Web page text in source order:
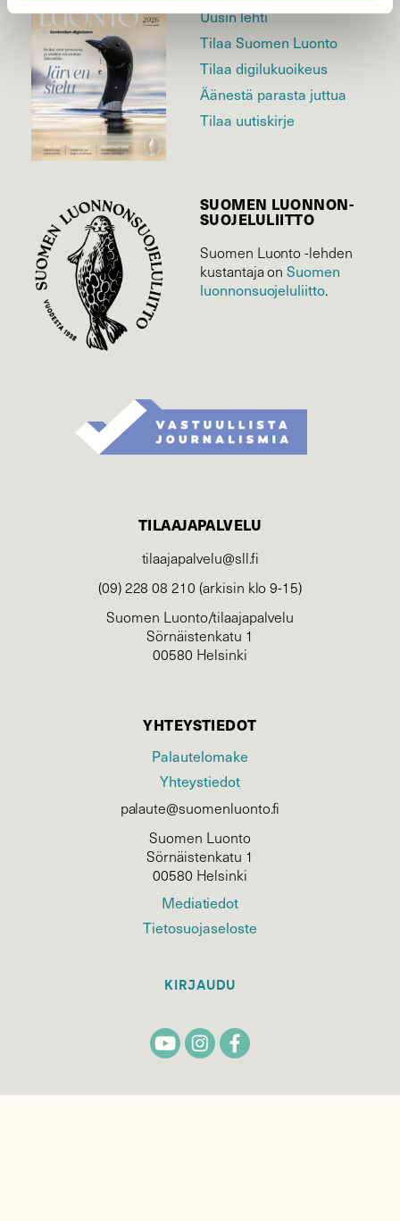
Uusin lehti
Tilaa Suomen Luonto
Tilaa digilukuoikeus
Äänestä parasta juttua
Tilaa uutiskirje
SUOMEN LUONNON­
SUOJELU­LIITTO
Suomen Luonto -lehden
kustantaja onSuomen
luonnonsuojelu­liitto.
TILAAJAPALVELU
tilaajapalvelu@sll.fi
(09) 228 08 210 (arkisin klo 9-15)
Suomen Luonto/tilaajapalvelu
Sörnäistenkatu 1
00580 Helsinki
YHTEYSTIEDOT
Palautelomake
Yhteystiedot
palaute@suomenluonto.fi
Suomen Luonto
Sörnäistenkatu 1
00580 Helsinki
Mediatiedot
Tietosuojaseloste
KIRJAUDU